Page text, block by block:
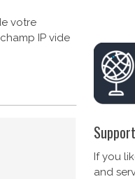
votre
IP vide
If you
and